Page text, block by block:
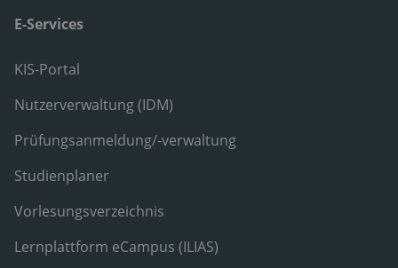
E-Services
KIS-Portal
Nutzerverwaltung (IDM)
Prüfungsanmeldung/-verwaltung
Studienplaner
Vorlesungsverzeichnis
Lernplattform eCampus (ILIAS)